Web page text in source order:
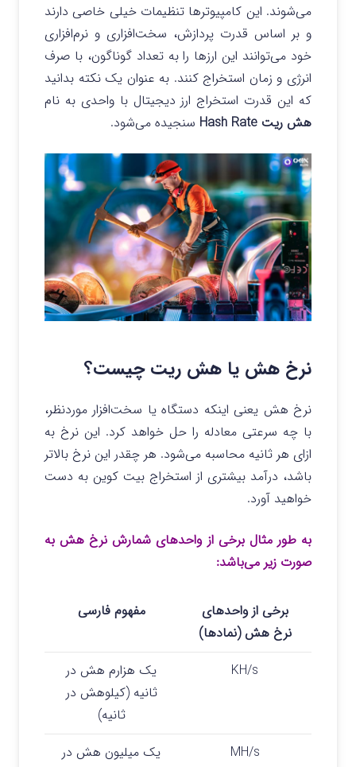
می‌شوند. این کامپیوترها تنظیمات خیلی خاصی دارند
و بر اساس قدرت پردازش، سخت‌افزاری و نرم‌افزاری
خود می‌توانند این ارزها را به تعداد گوناگون، با صرف
انرژی و زمان استخراج کنند. به عنوان یک نکته بدانید
که این قدرت استخراج ارز دیجیتال با واحدی به نام
هش ریت Hash Rate
سنجیده می‌شود.
نرخ هش یا هش ریت چیست؟
نرخ هش یعنی اینکه دستگاه یا سخت‌افزار موردنظر،
با چه سرعتی معادله را حل خواهد کرد. این نرخ به
ازای هر ثانیه محاسبه می‌شود. هر چقدر این نرخ بالاتر
باشد، درآمد بیشتری از استخراج بیت کوین به دست
خواهید آورد.
به ‌طور مثال برخی از واحدهای شمارش نرخ هش به
صورت زیر می‌باشد:
برخی از واحدهای
نرخ هش (نمادها)
مفهوم فارسی
KH/s
یک هزارم هش در
ثانیه (کیلوهش در
ثانیه)
MH/s
یک میلیون هش در